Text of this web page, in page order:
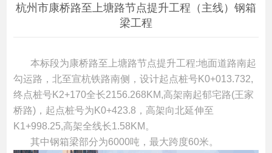
杭州市康桥路至上塘路节点提升工程（主线）钢箱
梁工程
本标段为康桥路至上塘路节点提升工程:地面道路南起
勾运路，北至宣杭铁路南侧，设计起点桩号K0+013.732,
终点桩号K2+170全长2156.268KM,高架南起郁宅路(王家
桥路)，起点桩号为K0+423.8， 高架向北延伸至
K1+998.25,高架全线长1.58KM。
其中钢箱梁部分为6000吨，最大跨度60米。